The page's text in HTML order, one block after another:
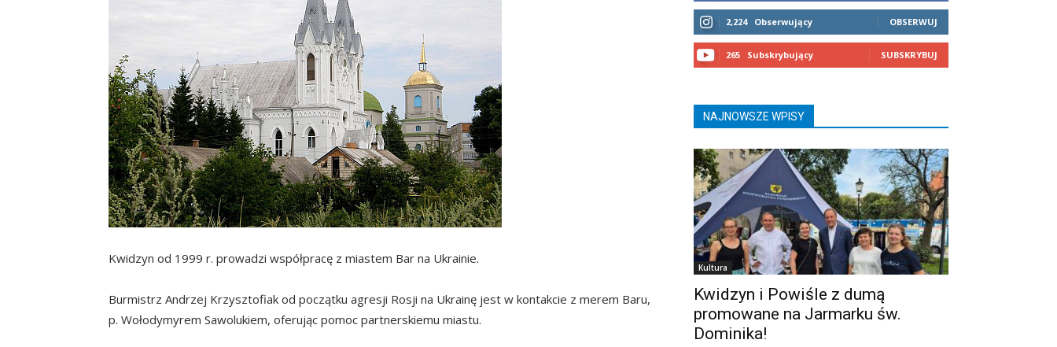
Kwidzyn od 1999 r. prowadzi współpracę z miastem Bar na Ukrainie.
Burmistrz Andrzej Krzysztofiak od początku agresji Rosji na Ukrainę jest w kontakcie z merem Baru,
p. Wołodymyrem Sawolukiem, oferując pomoc partnerskiemu miastu.
2,224 Obserwujący OBSERWUJ
265 Subskrybujący SUBSKRYBUJ
NAJNOWSZE WPISY
Kultura
Kwidzyn i Powiśle z dumą
promowane na Jarmarku św.
Dominika!